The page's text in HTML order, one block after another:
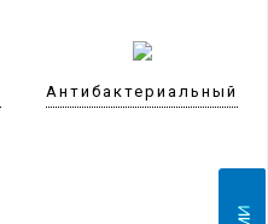
Антибактериальный